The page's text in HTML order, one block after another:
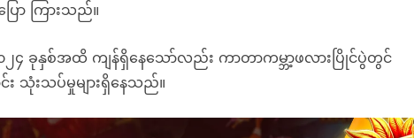
ော ကြားသည်။
၄ ခုနှစ်အထိ ကျန်ရှိနေသော်လည်း ကာတာကမ္ဘာ့ဖလားပြိုင်ပွဲတွင်
း သုံးသပ်မှုများရှိနေသည်။